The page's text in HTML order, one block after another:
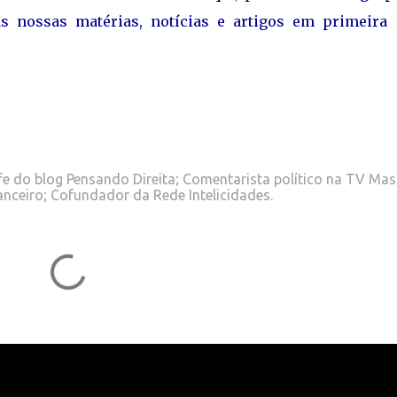
nossas matérias, notícias e artigos em primeira
do blog Pensando Direita; Comentarista político na TV
Cofundador da Rede Intelicidades.